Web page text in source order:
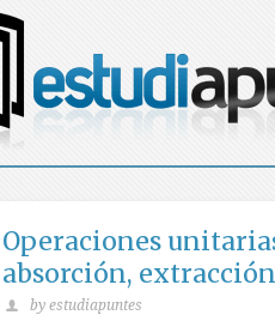
Operaciones
absorción,
by estudiapuntes